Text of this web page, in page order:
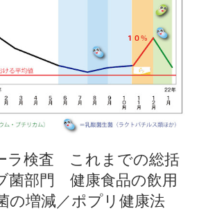
ラ検査 これまでの総括
菌部門 健康食品の飲用
の増減／ポプリ健康法